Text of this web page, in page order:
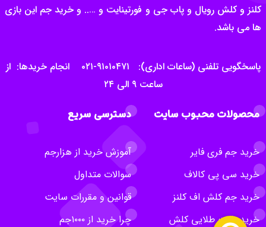
کلنز و کلش رویال و پاب جی و فورتینایت و ….. و خرید جم این بازی
ها می باشد.
پاسخگویی تلفنی (ساعات اداری): ۹۱۰۱۰۴۷۱-۰۲۱ انجام خریدها: از
ساعت ۹ الی ۲۴
محصولات محبوب سایت
خرید جم فری فایر
خرید سی پی کالاف
خرید جم کلش اف کلنز
خرید بلیت طلایی کلش
دسترسی سریع
آموزش خرید از هزارجم
سوالات متداول
قوانین و مقررات سایت
چرا خرید از ۱۰۰۰جم